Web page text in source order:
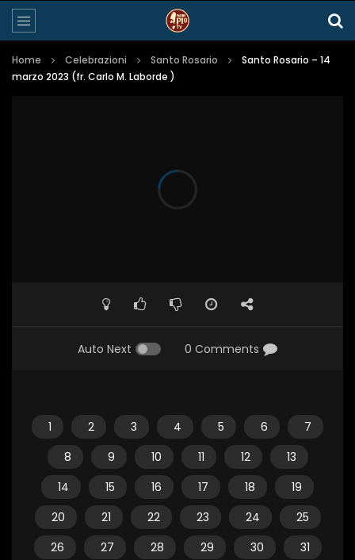
Home Celebrazioni Santo Rosario
Santo Rosario – 14
marzo 2023 (fr. Carlo M. Laborde )
Auto Next 0 Comments
1 2 3 4 5 6
7
8
9 10 11 12
13
14
15 16 17 18
19
20
21 22 23 24
25
26
27 28 29 30
31